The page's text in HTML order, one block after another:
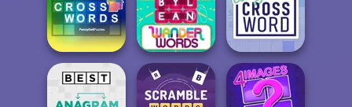
True? 7 Words
Best Polymath
Crossword by
Cin...